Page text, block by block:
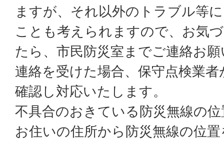
ますが、それ以外のトラブル等
ことも考えられますので、お気
たら、市民防災室までご連絡お
連絡を受けた場合、保守点検業
確認し対応いたします。
不具合のおきている防災無線の
お住いの住所から防災無線の位